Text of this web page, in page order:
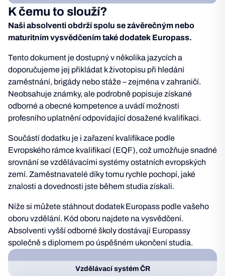
K čemu to slouží?
Naši absolventi obdrží spolu se závěrečným nebo
maturitním vysvědčením také dodatek Europass.
Tento dokument je dostupný v několika jazycích a
doporučujeme jej přikládat k životopisu při hledání
zaměstnání, brigády nebo stáže – zejména v zahraničí.
Neobsahuje známky, ale podrobně popisuje získané
odborné a obecné kompetence a uvádí možnosti
profesního uplatnění odpovídající dosažené kvalifikaci.
Součástí dodatku je i zařazení kvalifikace podle
Evropského rámce kvalifikací (EQF), což umožňuje snadné
srovnání se vzdělávacími systémy ostatních evropských
zemí. Zaměstnavatelé díky tomu rychle pochopí, jaké
znalosti a dovednosti jste během studia získali.
Níže si můžete stáhnout dodatek Europass podle vašeho
oboru vzdělání. Kód oboru najdete na vysvědčení.
Absolventi vyšší odborné školy dostávají Europassy
společně s diplomem po úspěšném ukončení studia.
Vzdělávací systém ČR